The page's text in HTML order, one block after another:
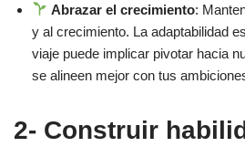
7 – Confianza y persistencia: El
triunfo
Abrazar el crecimiento:
y al crecimiento. La adaptabilidad
viaje puede implicar pivotar hacia
se alineen mejor con tus
2- Construir